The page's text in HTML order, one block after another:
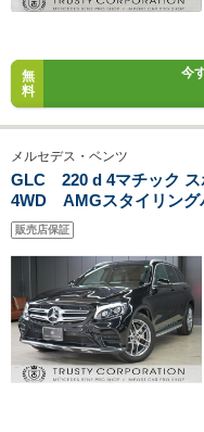
無
料
今
メルセデス・ベンツ
GLC 220 d 4マチック ス
4WD AMGスタイリン
ル パノラマルーフ 黒
メスター ヘッドアップ
エアバランスパッケージ
販売店保証